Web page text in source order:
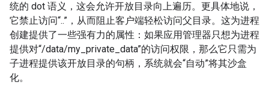
统的 dot 语义，这会允许开放目录向上遍历。更具体地说，
它禁止访问“..”，从而阻止客户端轻松访问父目录。这为进程
创建提供了一些强有力的属性：如果应用管理器只想为进程
提供对“/data/my_private_data”的访问权限，那么它只需为
子进程提供该开放目录的句柄，系统就会“自动”将其沙盒
化。